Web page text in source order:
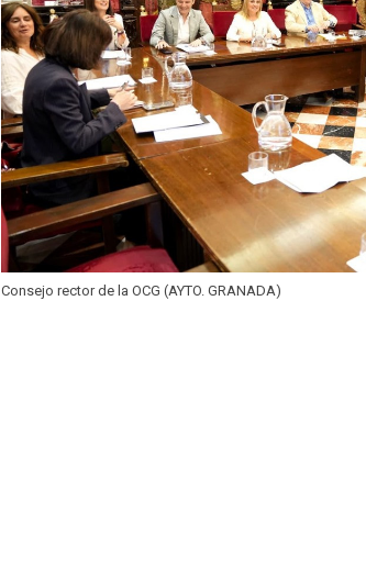
Consejo rector de la OCG (AYTO. GRANADA)